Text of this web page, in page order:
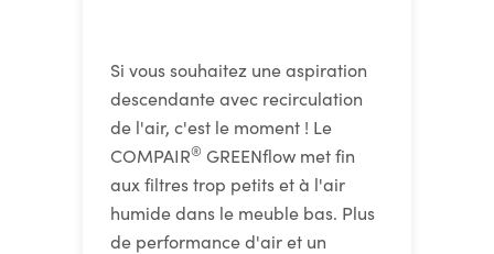
Si vous souhaitez une aspiration
descendante avec recirculation
de l'air, c'est le moment ! Le
COMPAIR® GREENflow met fin
aux filtres trop petits et à l'air
humide dans le meuble bas. Plus
de performance d'air et un